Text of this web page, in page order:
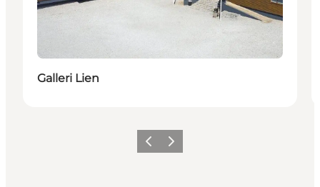
Galleri Lien
Vorige Volgende